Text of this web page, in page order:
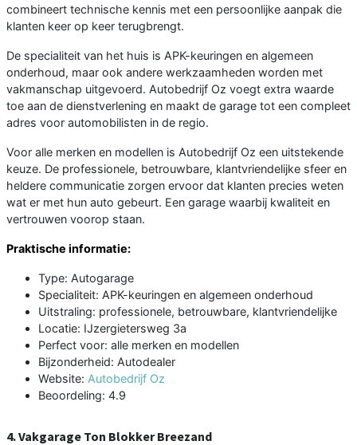
combineert technische kennis met een persoonlijke aanpak die
klanten keer op keer terugbrengt.
De specialiteit van het huis is APK-keuringen en algemeen
onderhoud, maar ook andere werkzaamheden worden met
vakmanschap uitgevoerd. Autobedrijf Oz voegt extra waarde
toe aan de dienstverlening en maakt de garage tot een compleet
adres voor automobilisten in de regio.
Voor alle merken en modellen is Autobedrijf Oz een uitstekende
keuze. De professionele, betrouwbare, klantvriendelijke sfeer en
heldere communicatie zorgen ervoor dat klanten precies weten
wat er met hun auto gebeurt. Een garage waarbij kwaliteit en
vertrouwen voorop staan.
Praktische informatie:
Type: Autogarage
Specialiteit: APK-keuringen en algemeen onderhoud
Uitstraling: professionele, betrouwbare, klantvriendelijke
Locatie: IJzergietersweg 3a
Perfect voor: alle merken en modellen
Bijzonderheid: Autodealer
Website: Autobedrijf Oz
Beoordeling: 4.9
4. Vakgarage Ton Blokker Breezand